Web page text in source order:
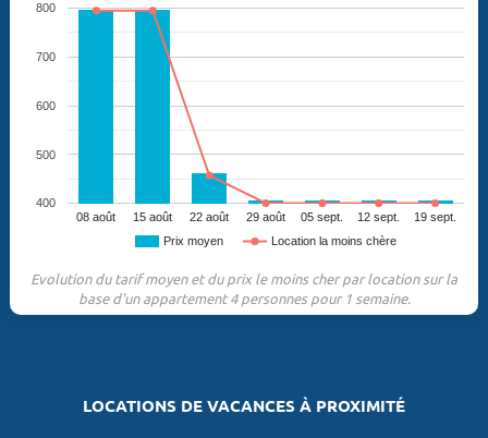
Prix moyen Location la moins chère
08 août 15 août 22 août 29 août 05 sept. 12 sept. 19 sept.
400
500
600
700
800
Evolution du tarif moyen et du prix le moins cher par location sur la
base d'un appartement 4 personnes pour 1 semaine.
LOCATIONS DE VACANCES À PROXIMITÉ